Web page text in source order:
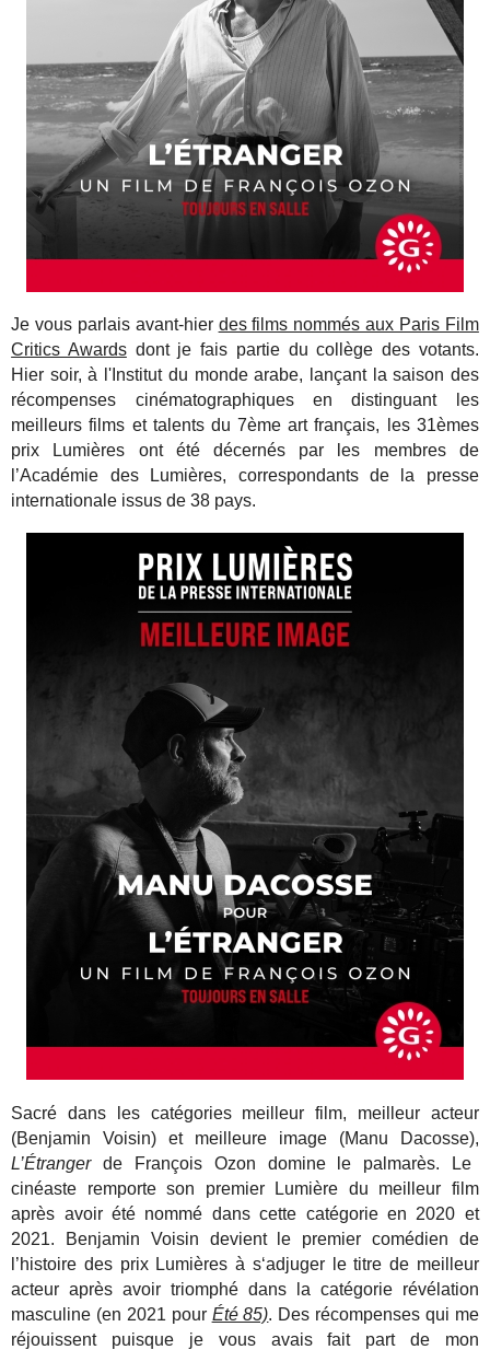
Je vous parlais avant-hier des films nommés aux Paris Film
Critics Awardsdont je fais partie du collège des votants.
Hier soir, à l'Institut du monde arabe, lançant la saison des
récompenses cinématographiques en distinguant les
meilleurs films et talents du 7ème art français, les 31èmes
prix Lumières ont été décernés par les membres de
l’Académie des Lumières, correspondants de la presse
internationale issus de 38 pays.
Sacré dans les catégories meilleur film, meilleur acteur
(Benjamin Voisin) et meilleure image (Manu Dacosse),
L’Étrangerde François Ozon domine le palmarès. Le
cinéaste remporte son premier Lumière du meilleur film
après avoir été nommé dans cette catégorie en 2020 et
2021. Benjamin Voisin devient le premier comédien de
l’histoire des prix Lumières à s‘adjuger le titre de meilleur
acteur après avoir triomphé dans la catégorie révélation
masculine (en 2021 pour Été 85). Des récompenses qui me
réjouissent puisque je vous avais fait part de mon